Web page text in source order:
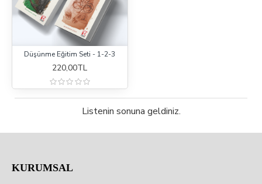
Düşünme Eğitim Seti - 1-2-3
220,00TL
Listenin sonuna geldiniz.
KURUMSAL